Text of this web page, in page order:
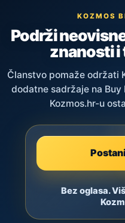
KOZMOS
Podrži
znanosti
Članstvo pomaže održati
dodatne sadržaje na
Kozmos.hr-u
Bez oglasa.